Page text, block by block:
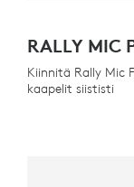
RALLY MIC
Kiinnitä Rally Mic
kaapelit siististi